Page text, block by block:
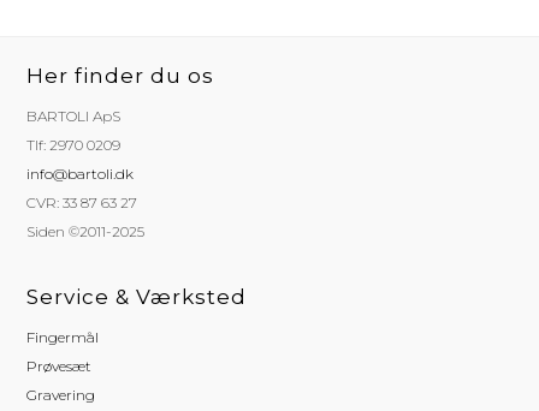
Her finder du os
BARTOLI ApS
Tlf: 2970 0209
info@bartoli.dk
CVR: 33 87 63 27
Siden ©2011-2025
Service & Værksted
Fingermål
Prøvesæt
Gravering